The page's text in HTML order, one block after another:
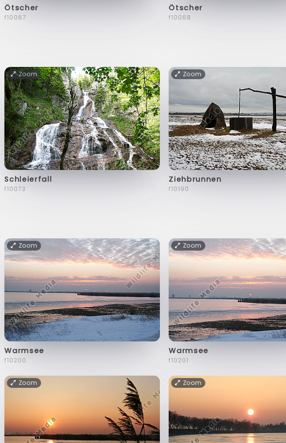
Ötscher
f10067
Ötscher
f10068
Zoom
Schleierfall
f10073
Zoom
Ziehbrunnen
f10190
Zoom
Warmsee
f10200
Zoom
Warmsee
f10201
Zoom Zoom